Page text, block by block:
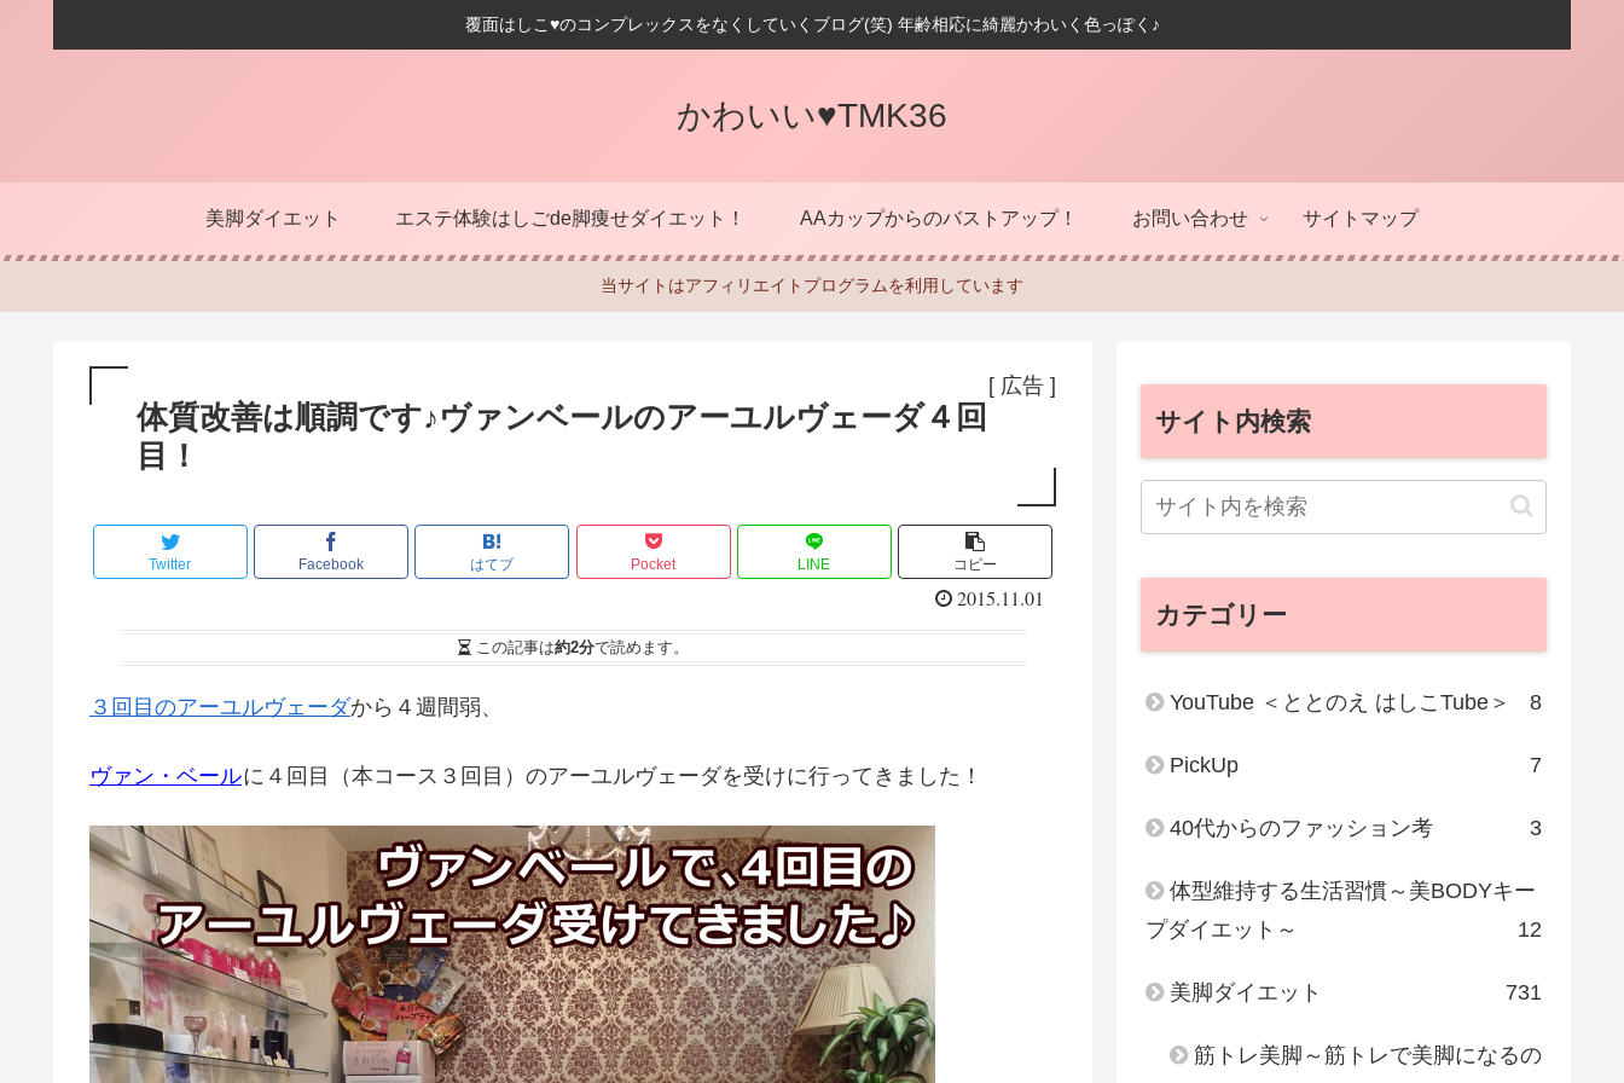
覆面はしこ♥のコンプレックスをなくしていくブログ(笑) 年齢相応に綺麗かわいく色っぽく♪
かわいい♥TMK36
美脚ダイエット エステ体験はしごde脚痩せダイエット！ AAカップからのバストアップ！ お問い合わせ サイトマップ
当サイトはアフィリエイトプログラムを利用しています
[ 広告 ]
体質改善は順調です♪ヴァンベールのアーユルヴェーダ４回
目！
Twitter Facebook はてブ Pocket LINE コピー
2015.11.01
この記事は約2分で読めます。
３回目のアーユルヴェーダから４週間弱、
ヴァン・ベールに４回目（本コース３回目）のアーユルヴェーダを受けに行ってきました！
サイト内検索
カテゴリー
YouTube ＜ととのえ はしこTube＞ 8
PickUp 7
40代からのファッション考 3
体型維持する生活習慣～美BODYキー
プダイエット～
12
美脚ダイエット 731
筋トレ美脚～筋トレで美脚になるの